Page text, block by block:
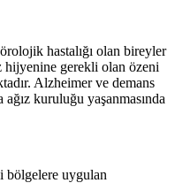
hastalığı olan bireyler
hijyenine gerekli olan özeni
Alzheimer ve demans
kuruluğu yaşanmasında
bölgelere uygulan